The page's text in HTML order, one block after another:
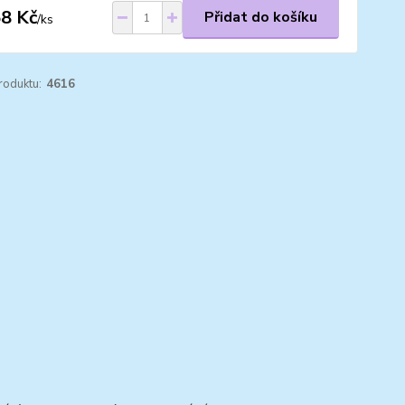
Kč/ks Přidat do košíku
4616